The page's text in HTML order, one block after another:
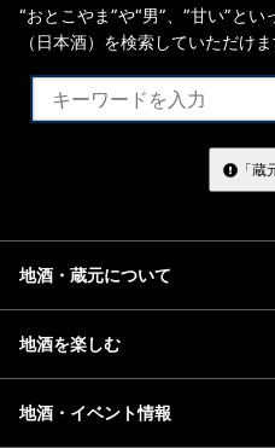
“おとこやま”や“男”、”甘い”と
（日本酒）を検索していただけま
「蔵
地酒・蔵元について
地酒を楽しむ
地酒・イベント情報